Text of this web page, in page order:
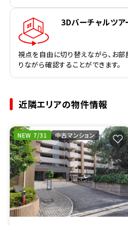
3Dバーチャルツア
視点を自由に切り替えながら、お
りながら確認することができます。
近隣エリアの物件情報
NEW 7/31 中古マンション